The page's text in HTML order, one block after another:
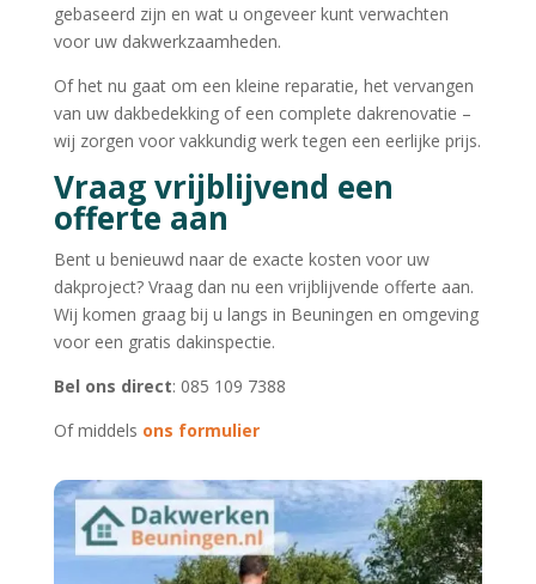
gebaseerd zijn en wat u ongeveer kunt verwachten
voor uw dakwerkzaamheden.
Of het nu gaat om een kleine reparatie, het vervangen
van uw dakbedekking of een complete dakrenovatie –
wij zorgen voor vakkundig werk tegen een eerlijke prijs.
Vraag vrijblijvend een
offerte aan
Bent u benieuwd naar de exacte kosten voor uw
dakproject? Vraag dan nu een vrijblijvende offerte aan.
Wij komen graag bij u langs in Beuningen en omgeving
voor een gratis dakinspectie.
Bel ons direct: 085 109 7388
Of middels ons formulier